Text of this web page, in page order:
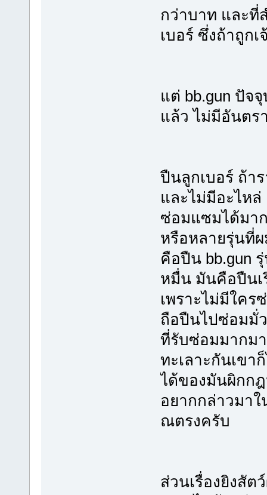
กว่าบาท และ
เบอร์ ซึ่งถ้าถูก
แต่ bb.gun ปัจ
แล้ว ไม่มีอันต
ปืนลูกเบอร์ ถ้า
และไม่มีอะไหล่
ซ่อมแซมได้มาก
หรือหลายรุ่นที่
คือปืน bb.gun
หมื่น มันคือปืนเ
เพราะไม่มีใคร
ถือปืนไปซ่อมมั่ว
ที่รับซ่อมมากม
ทะเลาะกันเขา
ได้ของมันผิกก
อยากกล่าวมา
ณตรงครับ
ส่วนเรื่องยิงสัต